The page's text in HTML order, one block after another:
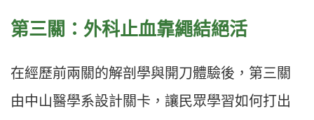
第三關：外科止血靠繩結絕活
在經歷前兩關的解剖學與開刀體驗後，第三關
由中山醫學系設計關卡，讓民眾學習如何打出